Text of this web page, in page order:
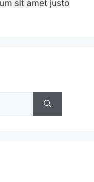
sit amet justo